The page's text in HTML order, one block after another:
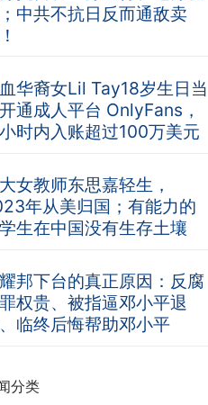
中共不抗日反而通敌卖
华裔女Lil Tay18岁生日当
通成人平台 OnlyFans，
时内入账超过100万美元
女教师东思嘉轻生，
年从美归国；有能力的
生在中国没有生存土壤
邦下台的真正原因：反腐
权贵、被指逼邓小平退
临终后悔帮助邓小平
分类